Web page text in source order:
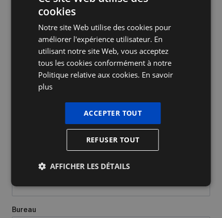
Nom de l'entreprise
Quel type d'entreprise avez-vous/voulez-vous créer?
Lieu où vous exercez vos activités*
Bureau
FRENCH
cookies
Notre site Web utilise des cookies pour
améliorer l'expérience utilisateur. En
utilisant notre site Web, vous acceptez
tous les cookies conformément à notre
Politique relative aux cookies. En savoir
plus
ACCEPTER TOUT
REFUSER TOUT
AFFICHER LES DÉTAILS